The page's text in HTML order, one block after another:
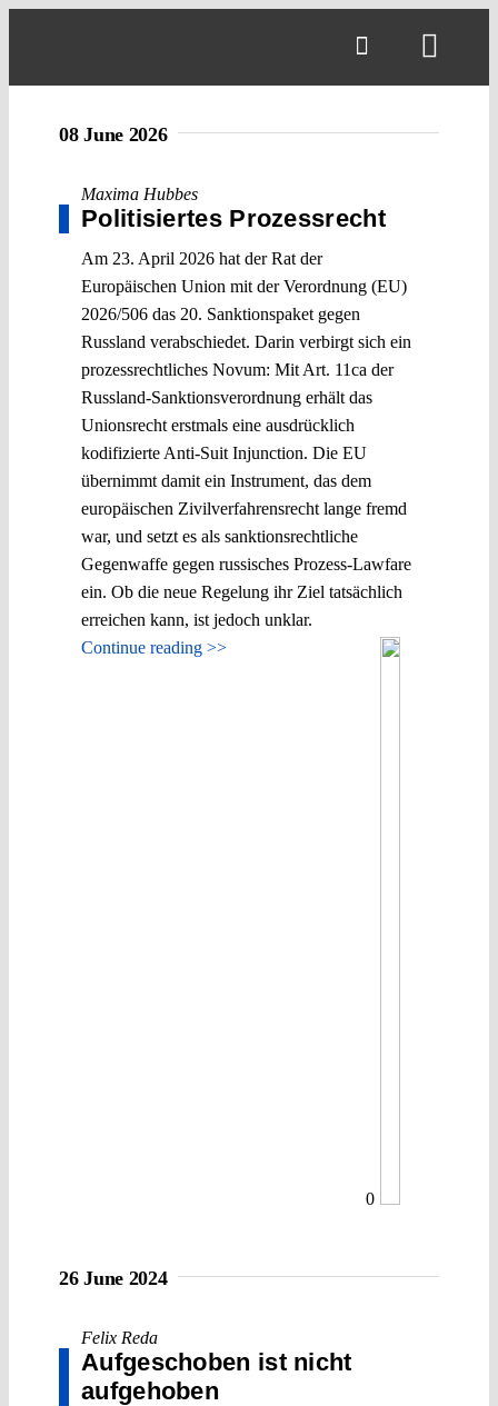
08 June 2026
Maxima Hubbes
Politisiertes Prozessrecht
Am 23. April 2026 hat der Rat der
Europäischen Union mit der Verordnung (EU)
2026/506 das 20. Sanktionspaket gegen
Russland verabschiedet. Darin verbirgt sich ein
prozessrechtliches Novum: Mit Art. 11ca der
Russland-Sanktionsverordnung erhält das
Unionsrecht erstmals eine ausdrücklich
kodifizierte Anti-Suit Injunction. Die EU
übernimmt damit ein Instrument, das dem
europäischen Zivilverfahrensrecht lange fremd
war, und setzt es als sanktionsrechtliche
Gegenwaffe gegen russisches Prozess-Lawfare
ein. Ob die neue Regelung ihr Ziel tatsächlich
erreichen kann, ist jedoch unklar.
Continue reading >>
0
26 June 2024
Felix Reda
Aufgeschoben ist nicht
aufgehoben